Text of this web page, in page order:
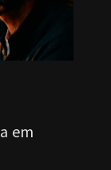
em